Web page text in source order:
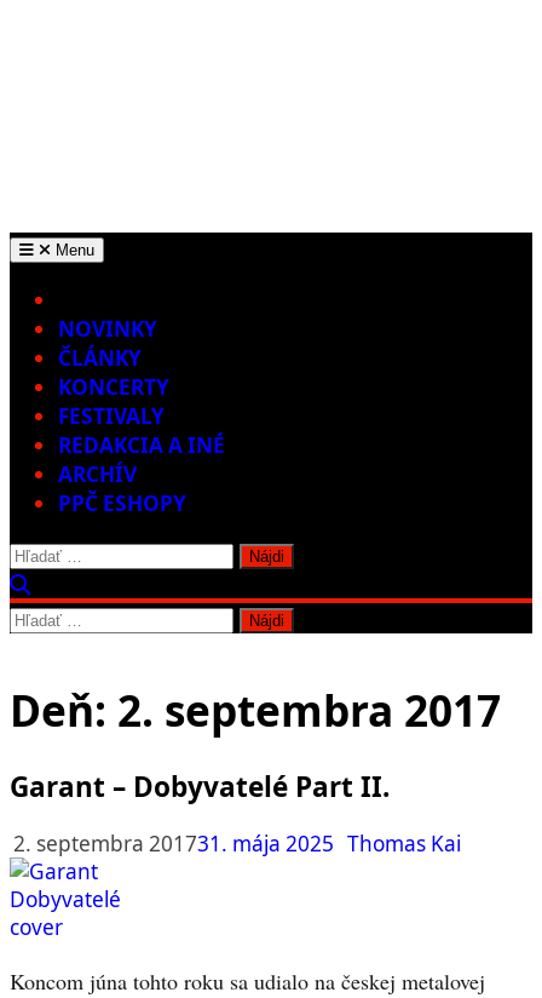
Menu
NOVINKY
ČLÁNKY
KONCERTY
FESTIVALY
REDAKCIA A INÉ
ARCHÍV
PPČ ESHOPY
Hľadať:
Hľadať:
Deň: 2. septembra 2017
Garant – Dobyvatelé Part II.
2. septembra 201731. mája 2025 Thomas Kai
Koncom júna tohto roku sa udialo na českej metalovej